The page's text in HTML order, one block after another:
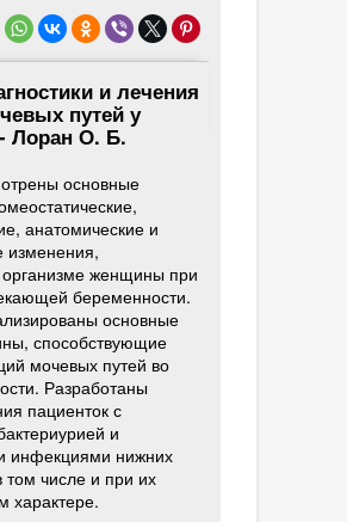
и лечения
путей у
Лоран О. Б.
основные
анатомические и
изменения,
женщины при
беременности.
основные
способствующие
мочевых путей во
Разработаны
пациенток с
и
инфекциями нижних
том числе и при их
характере.